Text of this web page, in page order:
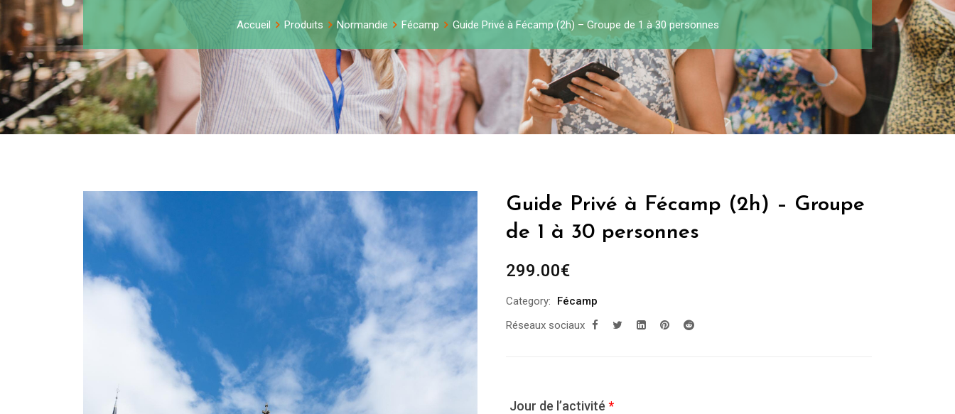
Accueil Produits Normandie Fécamp Guide Privé à Fécamp (2h) – Groupe de 1 à 30 personnes
Guide Privé à Fécamp (2h) – Groupe
de 1 à 30 personnes
299.00€
Category:
Fécamp
Réseaux sociaux
Jour de l’activité *